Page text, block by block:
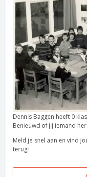
Dennis Baggen heeft 0
Benieuwd of jij iemand
Meld je snel aan en vind
terug!